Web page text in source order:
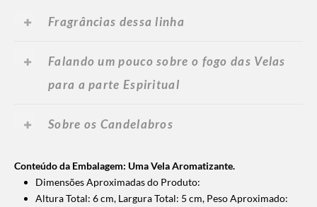
Fragrâncias dessa linha
Falando um pouco sobre o fogo das Velas
para a parte Espiritual
Sobre os Candelabros
Conteúdo da Embalagem: Uma Vela Aromatizante.
Dimensões Aproximadas do Produto:
Altura Total: 6 cm, Largura Total: 5 cm, Peso Aproximado: